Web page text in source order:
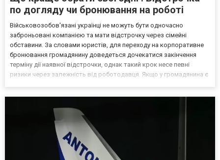
по догляду чи бронювання на роботі
Військовозобов'язані українці не можуть бути одночасно
заброньовані компанією та мати відстрочку через сімейні
обставини. За словами юристів, для переходу на корпоративне
бронювання громадянину доведеться дочекатися закінчення
терміну дії наявної відстрочки, однак такий крок несе певні
ризики через залежність від роботодавця. Якщо у громадянина є